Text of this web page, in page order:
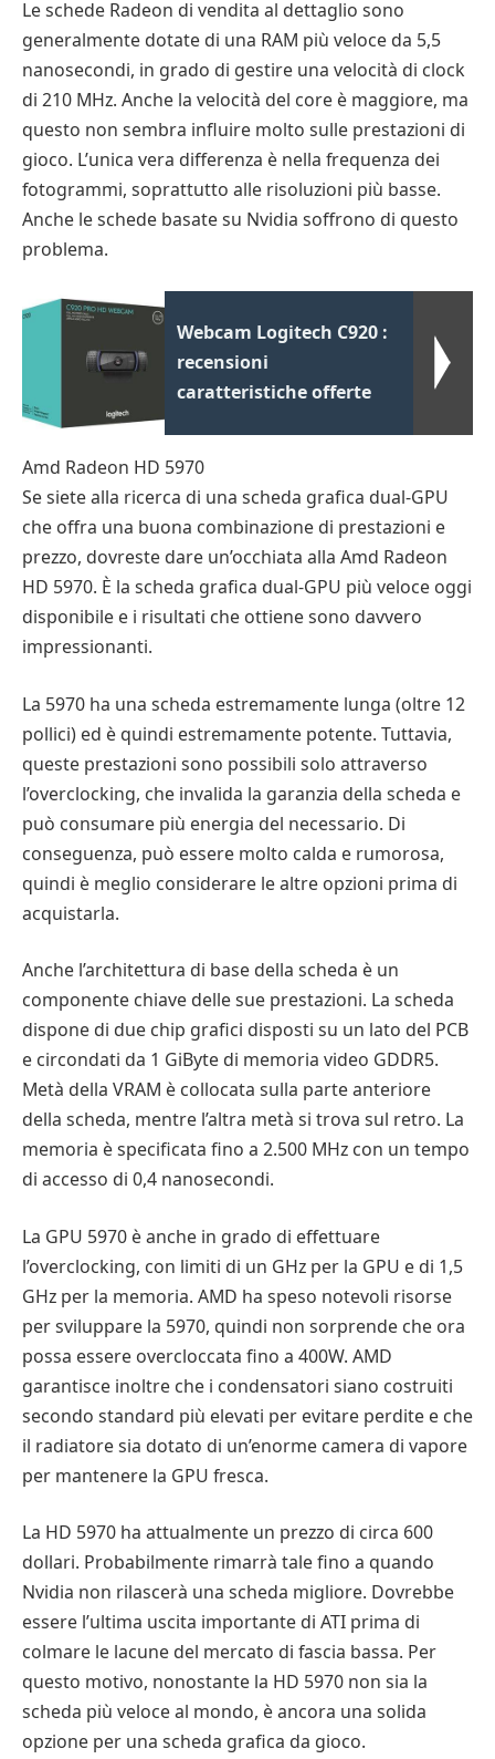
Le schede Radeon di vendita al dettaglio sono
generalmente dotate di una RAM più veloce da 5,5
nanosecondi, in grado di gestire una velocità di clock
di 210 MHz. Anche la velocità del core è maggiore, ma
questo non sembra influire molto sulle prestazioni di
gioco. L’unica vera differenza è nella frequenza dei
fotogrammi, soprattutto alle risoluzioni più basse.
Anche le schede basate su Nvidia soffrono di questo
problema.
Webcam Logitech C920 :
recensioni
caratteristiche offerte
Amd Radeon HD 5970
Se siete alla ricerca di una scheda grafica dual-GPU
che offra una buona combinazione di prestazioni e
prezzo, dovreste dare un’occhiata alla Amd Radeon
HD 5970. È la scheda grafica dual-GPU più veloce oggi
disponibile e i risultati che ottiene sono davvero
impressionanti.
La 5970 ha una scheda estremamente lunga (oltre 12
pollici) ed è quindi estremamente potente. Tuttavia,
queste prestazioni sono possibili solo attraverso
l’overclocking, che invalida la garanzia della scheda e
può consumare più energia del necessario. Di
conseguenza, può essere molto calda e rumorosa,
quindi è meglio considerare le altre opzioni prima di
acquistarla.
Anche l’architettura di base della scheda è un
componente chiave delle sue prestazioni. La scheda
dispone di due chip grafici disposti su un lato del PCB
e circondati da 1 GiByte di memoria video GDDR5.
Metà della VRAM è collocata sulla parte anteriore
della scheda, mentre l’altra metà si trova sul retro. La
memoria è specificata fino a 2.500 MHz con un tempo
di accesso di 0,4 nanosecondi.
La GPU 5970 è anche in grado di effettuare
l’overclocking, con limiti di un GHz per la GPU e di 1,5
GHz per la memoria. AMD ha speso notevoli risorse
per sviluppare la 5970, quindi non sorprende che ora
possa essere overcloccata fino a 400W. AMD
garantisce inoltre che i condensatori siano costruiti
secondo standard più elevati per evitare perdite e che
il radiatore sia dotato di un’enorme camera di vapore
per mantenere la GPU fresca.
La HD 5970 ha attualmente un prezzo di circa 600
dollari. Probabilmente rimarrà tale fino a quando
Nvidia non rilascerà una scheda migliore. Dovrebbe
essere l’ultima uscita importante di ATI prima di
colmare le lacune del mercato di fascia bassa. Per
questo motivo, nonostante la HD 5970 non sia la
scheda più veloce al mondo, è ancora una solida
opzione per una scheda grafica da gioco.